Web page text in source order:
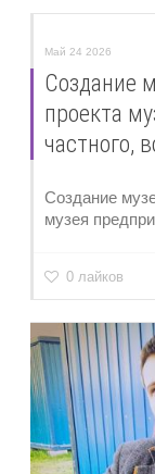
Май 24 2026
Создание
проекта
частного,
Создание
музея
0 лайков